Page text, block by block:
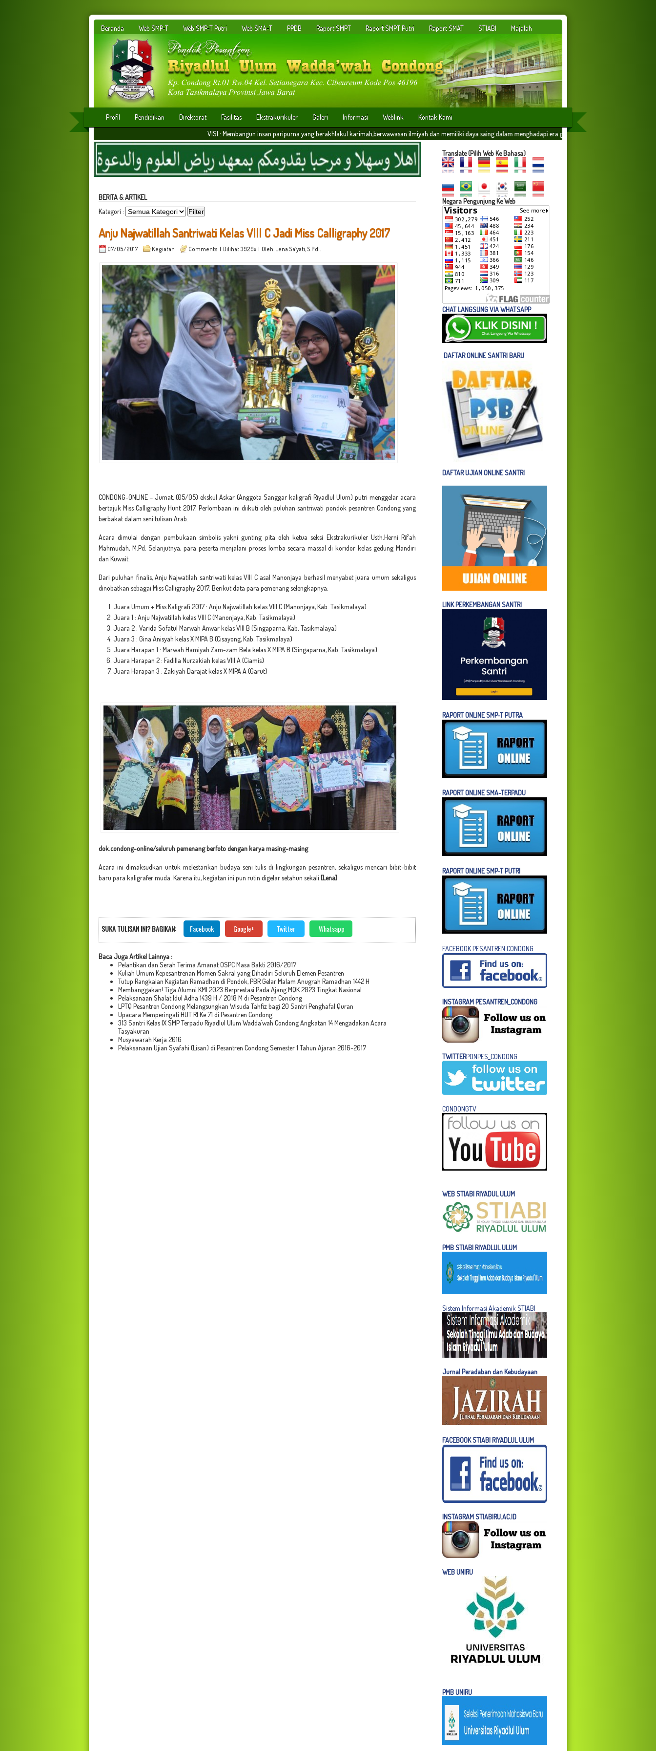
Beranda Web SMP-T Web SMP-T Putri Web SMA-T PPDB Raport SMPT Raport SMPT Putri Raport SMAT STIABI Majalah
Profil Pendidikan Direktorat Fasilitas Ekstrakurikuler Galeri Informasi Weblink
Kontak Kami
VISI : Membangun insan paripurna yang berakhlakul karimah,berwawasan ilmiyah dan memiliki daya saing dalam menghadapi era globalisasi yang dilandasi oleh ilmu
BERITA & ARTIKEL
Kategori :
Anju Najwatillah Santriwati Kelas VIII C Jadi Miss Calligraphy 2017
07/05/2017 Kegiatan Comments | Dilihat 3929x | Oleh: Lena Sa`yati, S.PdI.
CONDONG-ONLINE – Jumat, (05/05) ekskul Askar (Anggota Sanggar kaligrafi Riyadlul Ulum) putri menggelar acara
bertajuk Miss Calligraphy Hunt 2017. Perlombaan ini diikuti oleh puluhan santriwati pondok pesantren Condong yang
berbakat dalam seni tulisan Arab.
Acara dimulai dengan pembukaan simbolis yakni gunting pita oleh ketua seksi Ekstrakurikuler Usth.Herni Rif’ah
Mahmudah, M.Pd. Selanjutnya, para peserta menjalani proses lomba secara massal di koridor kelas gedung Mandiri
dan Kuwait.
Dari puluhan finalis, Anju Najwatilah santriwati kelas VIII C asal Manonjaya berhasil menyabet juara umum sekaligus
dinobatkan sebagai Miss Calligraphy 2017. Berikut data para pemenang selengkapnya:
Juara Umum + Miss Kaligrafi 2017 : Anju Najwatillah kelas VIII C (Manonjaya, Kab. Tasikmalaya)
Juara 1 : Anju Najwatillah kelas VIII C (Manonjaya, Kab. Tasikmalaya)
Juara 2 : Varida Sofatul Marwah Anwar kelas VIII B (Singaparna, Kab. Tasikmalaya)
Juara 3 : Gina Anisyah kelas X MIPA B (Cisayong, Kab. Tasikmalaya)
Juara Harapan 1 : Marwah Hamiyah Zam-zam Bela kelas X MIPA B (Singaparna, Kab. Tasikmalaya)
Juara Harapan 2 : Fadilla Nurzakiah kelas VIII A (Ciamis)
Juara Harapan 3 : Zakiyah Darajat kelas X MIPA A (Garut)
dok.condong-online/seluruh pemenang berfoto dengan karya masing-masing
Acara ini dimaksudkan untuk melestarikan budaya seni tulis di lingkungan pesantren, sekaligus mencari bibit-bibit
baru para kaligrafer muda. Karena itu, kegiatan ini pun rutin digelar setahun sekali. [Lena]
SUKA TULISAN INI? BAGIKAN: Facebook Google+ Twitter Whatsapp
Baca Juga Artikel Lainnya :
Pelantikan dan Serah Terima Amanat OSPC Masa Bakti 2016/2017
Kuliah Umum Kepesantrenan Momen Sakral yang Dihadiri Seluruh Elemen Pesantren
Tutup Rangkaian Kegiatan Ramadhan di Pondok, PBR Gelar Malam Anugrah Ramadhan 1442 H
Membanggakan! Tiga Alumni KMI 2023 Berprestasi Pada Ajang MQK 2023 Tingkat Nasional
Pelaksanaan Shalat Idul Adha 1439 H / 2018 M di Pesantren Condong
LPTQ Pesantren Condong Melangsungkan Wisuda Tahfiz bagi 20 Santri Penghafal Quran
Upacara Memperingati HUT RI Ke 71 di Pesantren Condong
313 Santri Kelas IX SMP Terpadu Riyadlul Ulum Wadda`wah Condong Angkatan 14 Mengadakan Acara
Tasyakuran
Musyawarah Kerja 2016
Pelaksanaan Ujian Syafahi (Lisan) di Pesantren Condong Semester 1 Tahun Ajaran 2016-2017
Translate (Pilih Web Ke Bahasa)
Negara Pengunjung Ke Web
CHAT LANGSUNG VIA WHATSAPP
DAFTAR ONLINE SANTRI BARU
DAFTAR UJIAN ONLINE SANTRI
LINK PERKEMBANGAN SANTRI
RAPORT ONLINE SMP-T PUTRA
RAPORT ONLINE SMA-TERPADU
RAPORT ONLINE SMP-T PUTRI
FACEBOOK PESANTREN CONDONG
INSTAGRAM PESANTREN_CONDONG
TWITTERPONPES_CONDONG
CONDONGTV
WEB STIABI RIYADUL ULUM
PMB STIABI RIYADLUL ULUM
Sistem Informasi Akademik STIABI
Jurnal Peradaban dan Kebudayaan
FACEBOOK STIABI RIYADLUL ULUM
INSTAGRAM STIABIRU.AC.ID
WEB UNIRU
PMB UNIRU